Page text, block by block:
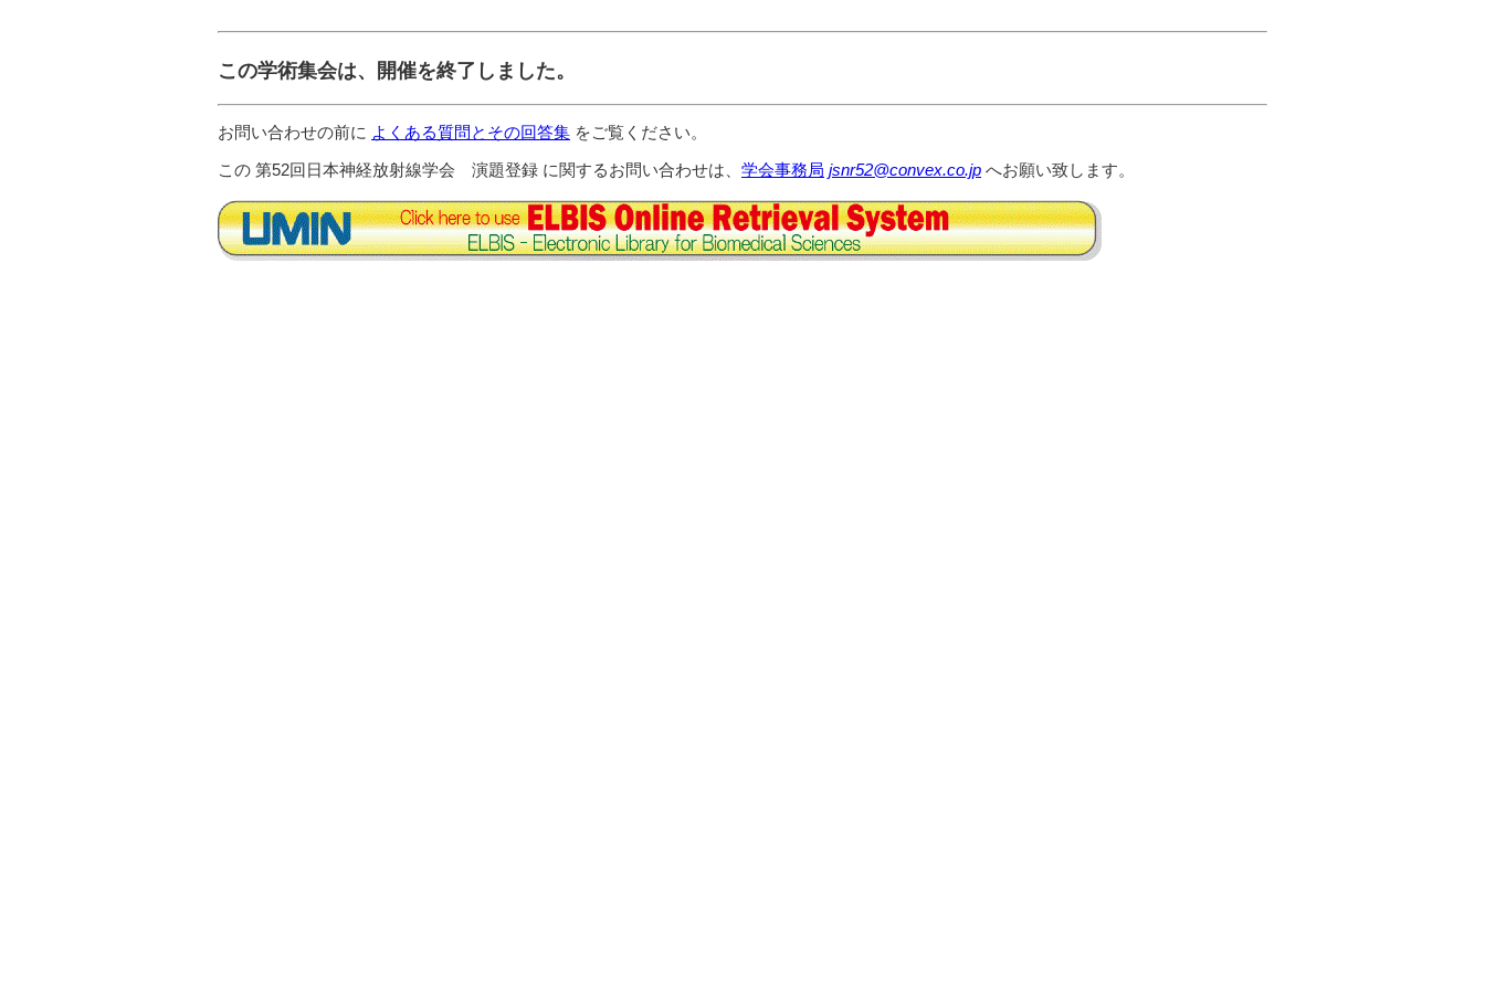
この学術集会は、開催を終了しました。
お問い合わせの前に よくある質問とその回答集 をご覧ください。
この 第52回日本神経放射線学会 演題登録 に関するお問い合わせは、 学会事務局 jsnr52@convex.co.jp へお願い致します。